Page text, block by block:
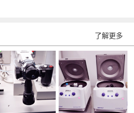
了解更多